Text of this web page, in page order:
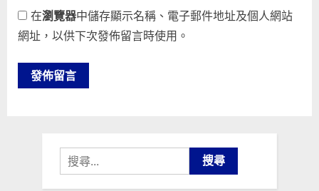
在瀏覽器中儲存顯示名稱、電子郵件地址及個人網站
網址，以供下次發佈留言時使用。
搜
尋